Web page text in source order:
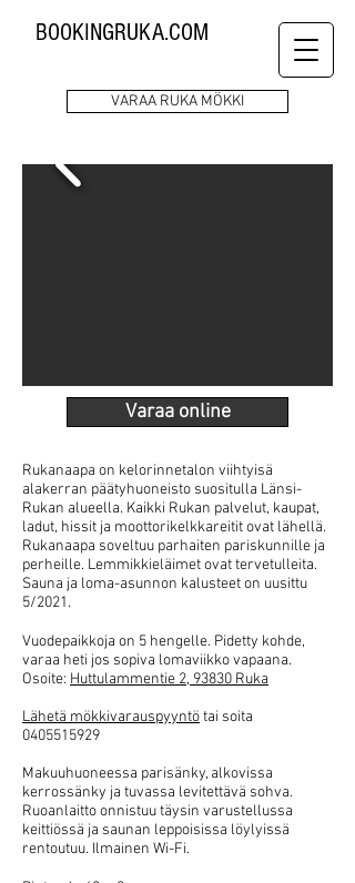
BOOKINGRUKA.COM
VARAA RUKA MÖKKI
Varaa online
Rukanaapa on kelorinnetalon viihtyisä
alakerran päätyhuoneisto suositulla Länsi-
Rukan alueella. Kaikki Rukan palvelut, kaupat,
ladut, hissit ja moottorikelkkareitit ovat lähellä.
Rukanaapa soveltuu parhaiten pariskunnille ja
perheille. Lemmikkieläimet ovat tervetulleita.
Sauna ja loma-asunnon kalusteet on uusittu
5/2021.
Vuodepaikkoja on 5 hengelle. Pidetty kohde,
varaa heti jos sopiva lomaviikko vapaana.
Osoite: Huttulammentie 2, 93830 Ruka
Lähetä mökkivarauspyyntötai soita
0405515929
Makuuhuoneessa parisänky, alkovissa
kerrossänky ja tuvassa levitettävä sohva.
Ruoanlaitto onnistuu täysin varustellussa
keittiössä ja saunan leppoisissa löylyissä
rentoutuu. Ilmainen Wi-Fi.